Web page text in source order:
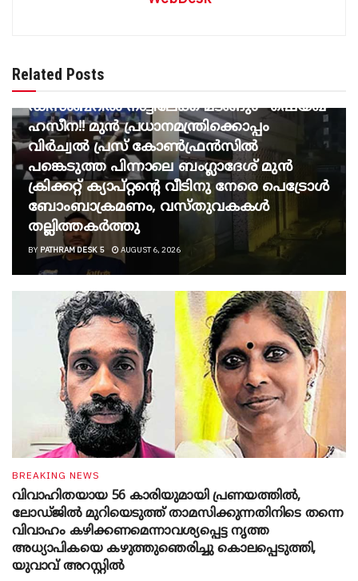
Related Posts
‘അവർ കൊല്ലുകയോ, അറസ്റ്റ് ചെയ്യുകയോ
എന്തുവേണമെങ്കിൽ ചെയ്തോട്ടെ,
ഡിസംബറിൽ നാട്ടിലേക്ക് മടങ്ങും’- ഷെയ്ഖ്
ഹസീന!! മുൻ പ്രധാനമന്ത്രിക്കൊപ്പം
വിർച്വൽ പ്രസ് കോൺഫ്രൻസിൽ
പങ്കെടുത്ത പിന്നാലെ ബംഗ്ലാദേശ് മുൻ
ക്രിക്കറ്റ് ക്യാപ്റ്റന്റെ വീടിനു നേരെ പെട്രോൾ
ബോംബാക്രമണം, വസ്തുവകകൾ
തല്ലിത്തകർത്തു
BY PATHRAM DESK 5 AUGUST 6, 2026
BREAKING NEWS
വിവാഹിതയായ 56 കാരിയുമായി പ്രണയത്തിൽ,
ലോഡ്ജിൽ മുറിയെടുത്ത് താമസിക്കുന്നതിനിടെ തന്നെ
വിവാഹം കഴിക്കണമെന്നാവശ്യപ്പെട്ട നൃത്ത
അധ്യാപികയെ കഴുത്തുഞെരിച്ചു കൊലപ്പെടുത്തി,
യുവാവ് അറസ്റ്റിൽ